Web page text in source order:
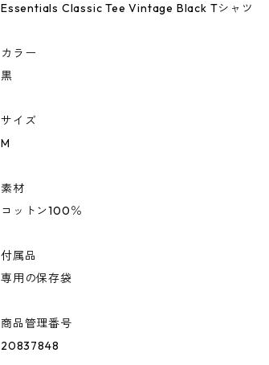
Essentials Classic Tee Vintage Black Tシャツ
カラー
黒
サイズ
M
素材
コットン100％
付属品
専用の保存袋
商品管理番号
20837848